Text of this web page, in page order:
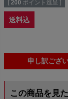
[ 200 ポイント進呈 ]
送料込
申し訳ござ
この商品を見